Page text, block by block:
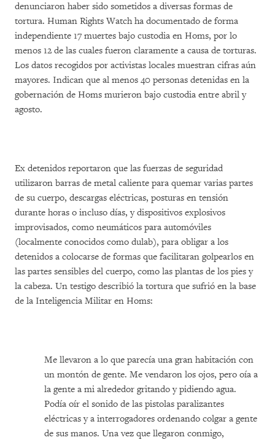
denunciaron haber sido sometidos a diversas formas de
tortura. Human Rights Watch ha documentado de forma
independiente 17 muertes bajo custodia en Homs, por lo
menos 12 de las cuales fueron claramente a causa de torturas.
Los datos recogidos por activistas locales muestran cifras aún
mayores. Indican que al menos 40 personas detenidas en la
gobernación de Homs murieron bajo custodia entre abril y
agosto.
Ex detenidos reportaron que las fuerzas de seguridad
utilizaron barras de metal caliente para quemar varias partes
de su cuerpo, descargas eléctricas, posturas en tensión
durante horas o incluso días, y dispositivos explosivos
improvisados, como neumáticos para automóviles
(localmente conocidos como dulab), para obligar a los
detenidos a colocarse de formas que facilitaran golpearlos en
las partes sensibles del cuerpo, como las plantas de los pies y
la cabeza. Un testigo describió la tortura que sufrió en la base
de la Inteligencia Militar en Homs:
Me llevaron a lo que parecía una gran habitación con
un montón de gente. Me vendaron los ojos, pero oía a
la gente a mi alrededor gritando y pidiendo agua.
Podía oír el sonido de las pistolas paralizantes
eléctricas y a interrogadores ordenando colgar a gente
de sus manos. Una vez que llegaron conmigo,